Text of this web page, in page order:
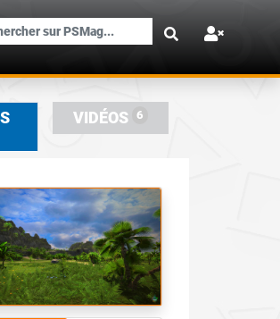
×
VIDÉOS 6